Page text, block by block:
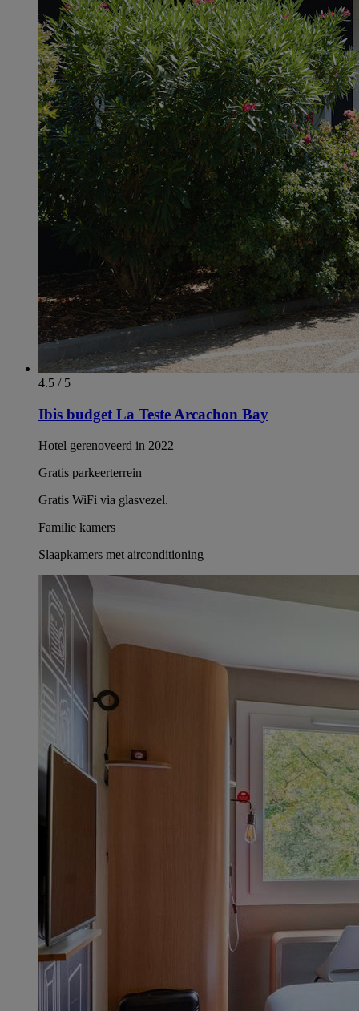
4.5 / 5
Ibis budget La Teste Arcachon Bay
Hotel gerenoveerd in 2022
Gratis parkeerterrein
Gratis WiFi via glasvezel.
Familie kamers
Slaapkamers met airconditioning